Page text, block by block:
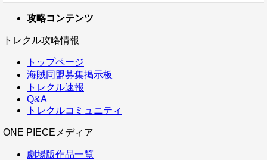
攻略コンテンツ
トレクル攻略情報
トップページ
海賊同盟募集掲示板
トレクル速報
Q&A
トレクルコミュニティ
ONE PIECEメディア
劇場版作品一覧